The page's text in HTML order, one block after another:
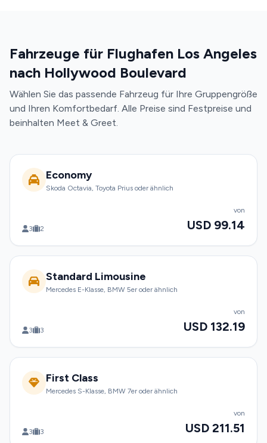
Fahrzeuge für Flughafen Los Angeles
nach Hollywood Boulevard
Wählen Sie das passende Fahrzeug für Ihre Gruppengröße
und Ihren Komfortbedarf. Alle Preise sind Festpreise und
beinhalten Meet & Greet.
Economy
Skoda Octavia, Toyota Prius oder ähnlich
3 2
von
USD 99.14
Standard Limousine
Mercedes E-Klasse, BMW 5er oder ähnlich
3 3
von
USD 132.19
First Class
Mercedes S-Klasse, BMW 7er oder ähnlich
3 3
von
USD 211.51